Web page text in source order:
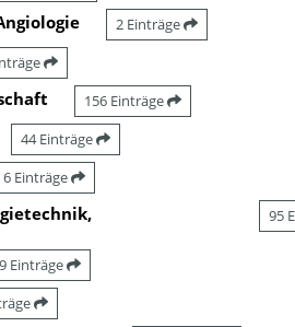
2 Einträge
156 Einträge
44 Einträge
6 Einträge
95
Einträge